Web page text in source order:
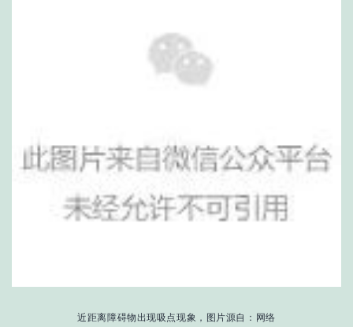
近距离障碍物出现吸点现象，图片源自：网络